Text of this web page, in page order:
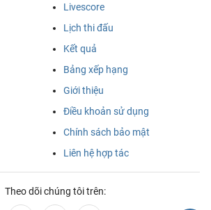
Livescore
Lịch thi đấu
Kết quả
Bảng xếp hạng
Giới thiệu
Điều khoản sử dụng
Chính sách bảo mật
Liên hệ hợp tác
Theo dõi chúng tôi trên: